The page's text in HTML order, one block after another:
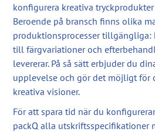
konfigurera kreativa
Beroende på bransch finns olika
produktionsprocesser tillgängliga:
till färgvariationer och
levererar. På så sätt erbjuder du
upplevelse och gör det möjligt för
kreativa visioner.
För att spara tid när du
packQ alla utskriftsspecifikationer